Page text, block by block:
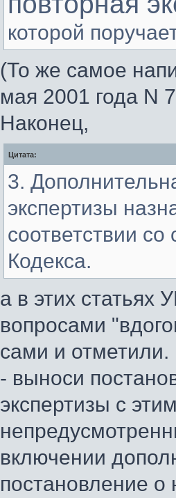
которой
(То же самое
мая 2001 года N
Наконец,
Цитата:
3.
экспертизы
соответствии
Кодекса.
а в этих статьях
вопросами
сами и
- выноси
экспертизы с
включении
постановление о